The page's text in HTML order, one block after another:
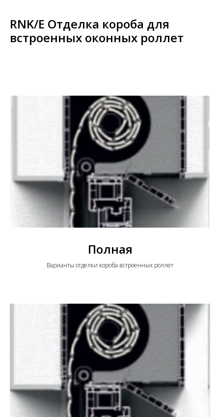
RNK/E Отделка короба для
встроенных оконных роллет
Полная
Варианты отделки короба встроенных роллет